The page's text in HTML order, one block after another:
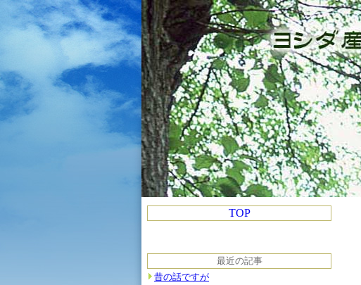
TOP
最近の記事
昔の話ですが